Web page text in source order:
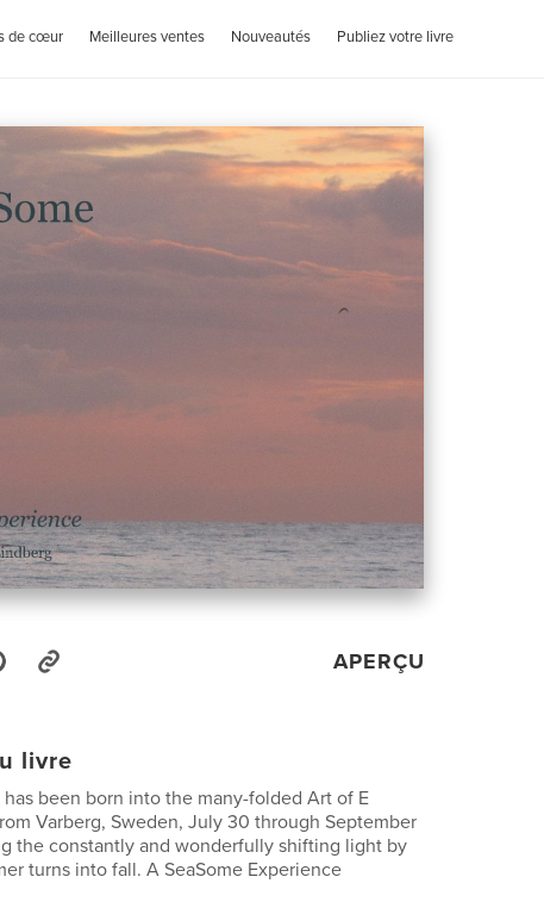
de cœur Meilleures ventes Nouveautés Publiez votre livre
APERÇU
livre
been born into the many-folded Art of E
Varberg, Sweden, July 30 through September
the constantly and wonderfully shifting light by
turns into fall. A SeaSome Experience